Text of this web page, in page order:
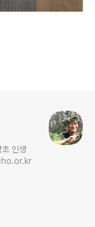
인생